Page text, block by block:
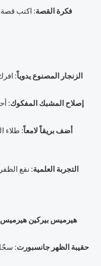
فكرة القصة: اكتب قصة
الزنجار المصنوع يدوياً:
إصلاح المشبك المفكوك:
أضف بريقاً لامعاً: طلاء
التجربة العلمية: نقع
هيرميس بيركين هيرميس
حقيبة الظهر جانسبورت: